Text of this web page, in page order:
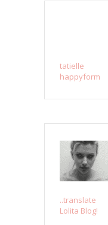
tatielle
happyform
..translate
Lolita Blog!